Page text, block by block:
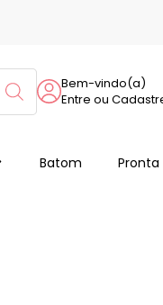
Bem-vindo(a)
Entre ou
Batom Pronta